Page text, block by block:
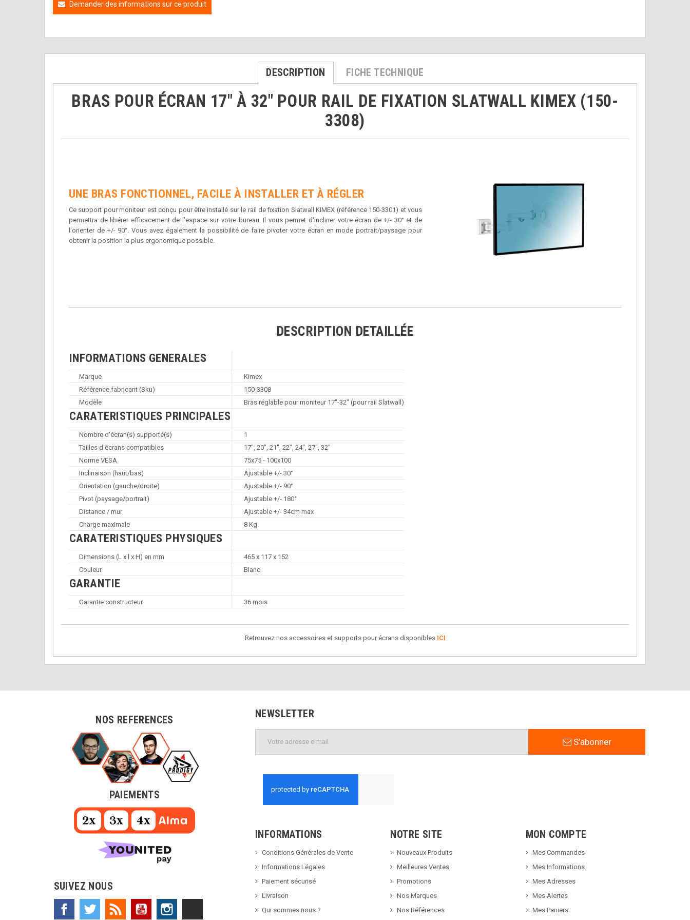
Demander des informations sur ce produit
DESCRIPTION FICHE TECHNIQUE
BRAS POUR ÉCRAN 17" À 32" POUR RAIL DE FIXATION SLATWALL KIMEX (150-
3308)
UNE BRAS FONCTIONNEL, FACILE À INSTALLER ET À RÉGLER
Ce support pour moniteur est conçu pour être installé sur le rail de fixation Slatwall KIMEX (référence 150-3301) et vous
permettra de libérer efficacement de l'espace sur votre bureau. Il vous permet d'incliner votre écran de +/- 30° et de
l'orienter de +/- 90°. Vous avez également la possibilité de faire pivoter votre écran en mode portrait/paysage pour
obtenir la position la plus ergonomique possible.
DESCRIPTION DETAILLÉE
INFORMATIONS GENERALES
Marque
Kimex
Référence fabricant (Sku)
150-3308
Modèle
Bras réglable pour moniteur 17"-32" (pour rail Slatwall)
CARATERISTIQUES PRINCIPALES
Nombre d'écran(s) supporté(s)
1
Tailles d'écrans compatibles
17", 20", 21", 22", 24", 27", 32"
Norme VESA
75x75 - 100x100
Inclinaison (haut/bas)
Ajustable +/- 30°
Orientation (gauche/droite)
Ajustable +/- 90°
Pivot (paysage/portrait)
Ajustable +/- 180°
Distance / mur
Ajustable +/- 34cm max
Charge maximale
8 Kg
CARATERISTIQUES PHYSIQUES
Dimensions (L x l x H) en mm
465 x 117 x 152
Couleur
Blanc
GARANTIE
Garantie constructeur 36 mois
Retrouvez nos accessoires et supports pour écrans disponibles ICI
NOS REFERENCES
PAIEMENTS
SUIVEZ NOUS
Facebook Twitter Rss YouTube
NEWSLETTER
S’abonner
INFORMATIONS
Conditions Générales de Vente
Informations Légales
Paiement sécurisé
Livraison
Qui sommes nous ?
NOTRE SITE
Nouveaux Produits
Meilleures Ventes
Promotions
Nos Marques
Nos Références
MON COMPTE
Mes Commandes
Mes Informations
Mes Adresses
Mes Alertes
Mes Paniers